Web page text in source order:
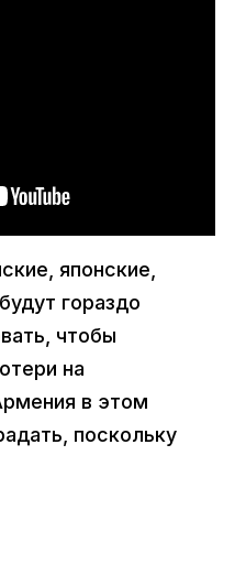
японские,
гораздо
чтобы
на
в этом
поскольку